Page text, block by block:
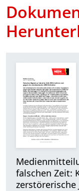
falschen Zeit:
zerstörerische